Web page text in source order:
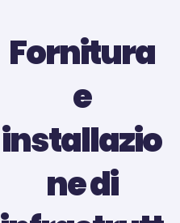
Fornitura
e
installazio
ne di